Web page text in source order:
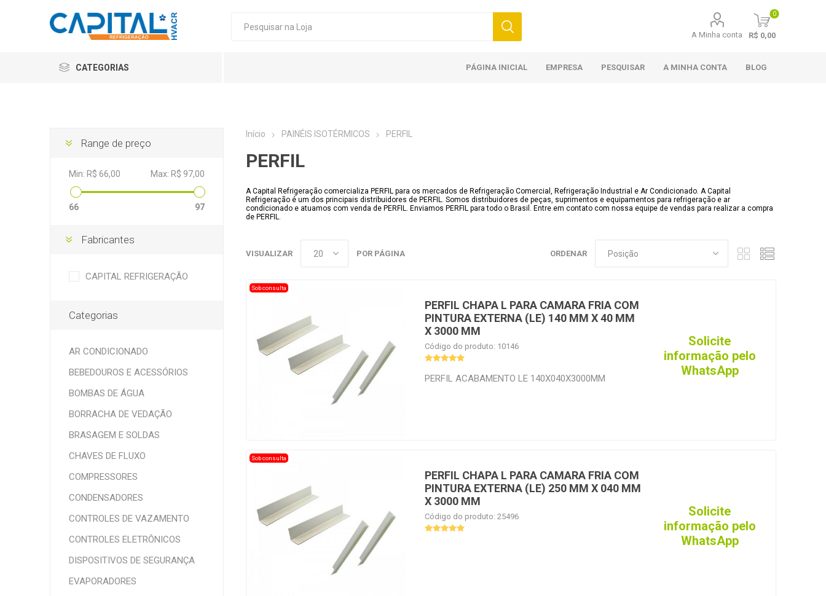
A Minha conta
0
R$ 0,00
CATEGORIAS PÁGINA INICIAL EMPRESA PESQUISAR A MINHA CONTA BLOG
Início PAINÉIS ISOTÉRMICOS PERFIL
PERFIL
A Capital Refrigeração comercializa PERFIL para os mercados de Refrigeração Comercial, Refrigeração Industrial e Ar Condicionado. A Capital
Refrigeração é um dos principais distribuidores de PERFIL. Somos distribuidores de peças, suprimentos e equipamentos para refrigeração e ar
condicionado e atuamos com venda de PERFIL. Enviamos PERFIL para todo o Brasil. Entre em contato com nossa equipe de vendas para realizar a compra
de PERFIL.
ORDENAR
VISUALIZAR POR PÁGINA
Sob consulta
PERFIL CHAPA L PARA CAMARA FRIA COM
PINTURA EXTERNA (LE) 140 MM X 40 MM
X 3000 MM
Código do produto: 10146
PERFIL ACABAMENTO LE 140X040X3000MM
Solicite
informação pelo
WhatsApp
Sob consulta
PERFIL CHAPA L PARA CAMARA FRIA COM
PINTURA EXTERNA (LE) 250 MM X 040 MM
X 3000 MM
Código do produto: 25496
Solicite
informação pelo
WhatsApp
Range de preço
Min: R$ 66,00 Max: R$ 97,00
66 97
Fabricantes
CAPITAL REFRIGERAÇÃO
Categorias
AR CONDICIONADO
BEBEDOUROS E ACESSÓRIOS
BOMBAS DE ÁGUA
BORRACHA DE VEDAÇÃO
BRASAGEM E SOLDAS
CHAVES DE FLUXO
COMPRESSORES
CONDENSADORES
CONTROLES DE VAZAMENTO
CONTROLES ELETRÔNICOS
DISPOSITIVOS DE SEGURANÇA
EVAPORADORES